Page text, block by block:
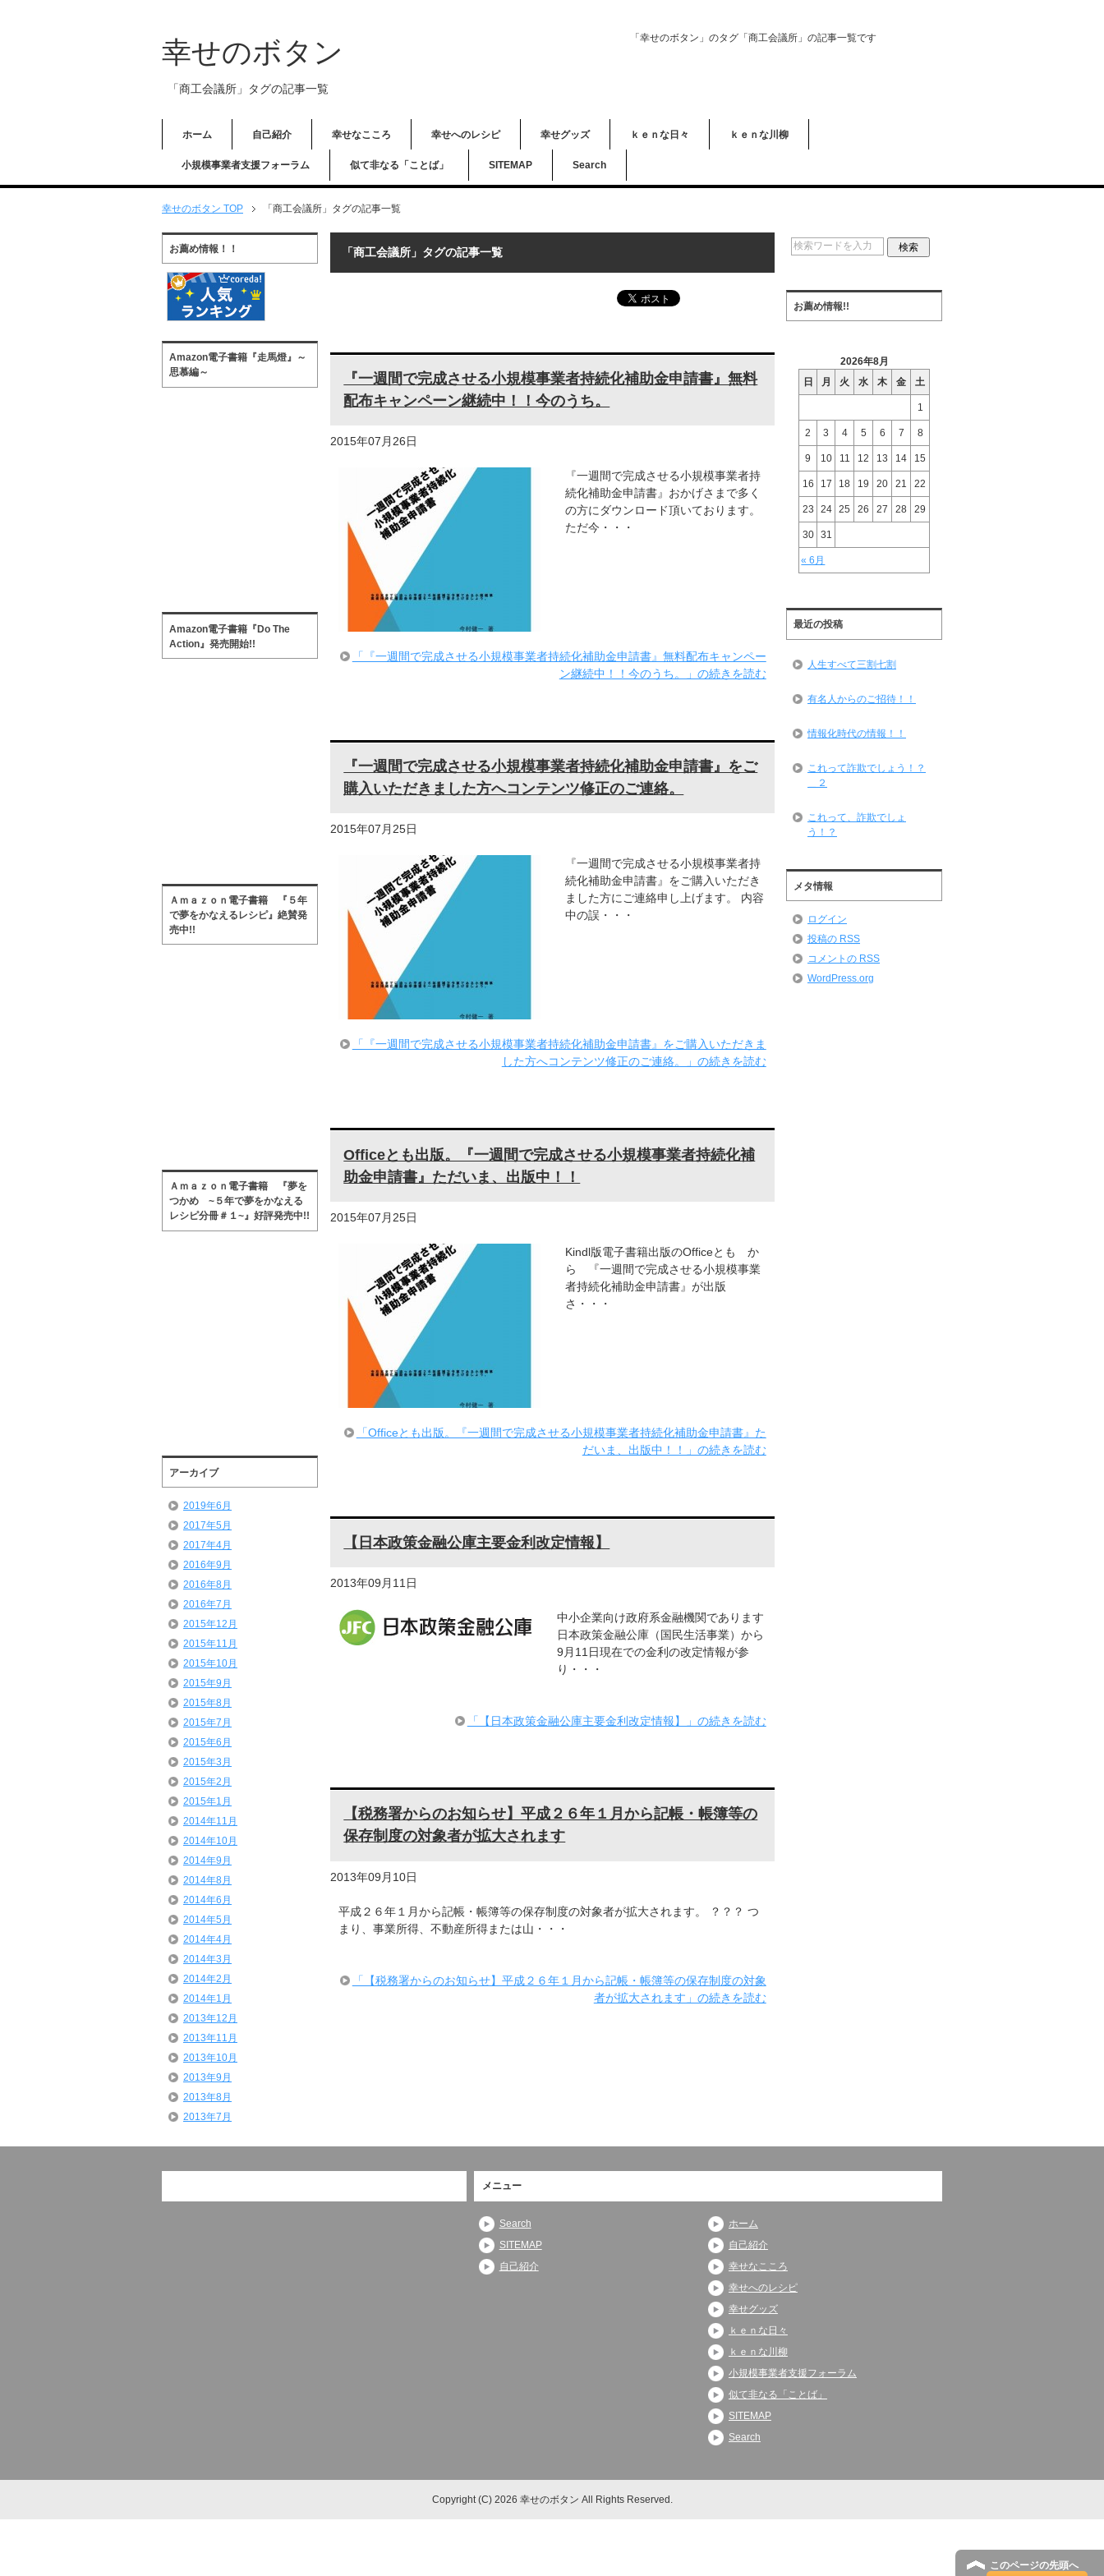
幸せのボタン
「商工会議所」タグの記事一覧
「幸せのボタン」のタグ「商工会議所」の記事一覧です
ホーム 自己紹介 幸せなこころ 幸せへのレシピ 幸せグッズ ｋｅｎな日々 ｋｅｎな川柳
小規模事業者支援フォーラム 似て非なる「ことば」 SITEMAP Search
幸せのボタン TOP 「商工会議所」タグの記事一覧
「商工会議所」タグの記事一覧
『一週間で完成させる小規模事業者持続化補助金申請書』無料
配布キャンペーン継続中！！今のうち。
2015年07月26日
『一週間で完成させる小規模事業者持
続化補助金申請書』おかげさまで多く
の方にダウンロード頂いております。
ただ今・・・
「『一週間で完成させる小規模事業者持続化補助金申請書』無料配布キャンペー
ン継続中！！今のうち。」の続きを読む
『一週間で完成させる小規模事業者持続化補助金申請書』をご
購入いただきました方へコンテンツ修正のご連絡。
2015年07月25日
『一週間で完成させる小規模事業者持
続化補助金申請書』をご購入いただき
ました方にご連絡申し上げます。 内容
中の誤・・・
「『一週間で完成させる小規模事業者持続化補助金申請書』をご購入いただきま
した方へコンテンツ修正のご連絡。」の続きを読む
Officeとも出版。『一週間で完成させる小規模事業者持続化補
助金申請書』ただいま、出版中！！
2015年07月25日
Kindl版電子書籍出版のOfficeとも か
ら 『一週間で完成させる小規模事業
者持続化補助金申請書』が出版
さ・・・
「Officeとも出版。『一週間で完成させる小規模事業者持続化補助金申請書』た
だいま、出版中！！」の続きを読む
【日本政策金融公庫主要金利改定情報】
2013年09月11日
中小企業向け政府系金融機関であります
日本政策金融公庫（国民生活事業）から
9月11日現在での金利の改定情報が参
り・・・
「【日本政策金融公庫主要金利改定情報】」の続きを読む
【税務署からのお知らせ】平成２６年１月から記帳・帳簿等の
保存制度の対象者が拡大されます
2013年09月10日
平成２６年１月から記帳・帳簿等の保存制度の対象者が拡大されます。 ？？？ つ
まり、事業所得、不動産所得または山・・・
「【税務署からのお知らせ】平成２６年１月から記帳・帳簿等の保存制度の対象
者が拡大されます」の続きを読む
お薦め情報！！
Amazon電子書籍『走馬燈』～
思慕編～
Amazon電子書籍『Do The
Action』発売開始!!
Ａｍａｚｏｎ電子書籍 『５年
で夢をかなえるレシピ』絶賛発
売中!!
Ａｍａｚｏｎ電子書籍 『夢を
つかめ ~５年で夢をかなえる
レシピ分冊＃１~』好評発売中!!
アーカイブ
2019年6月
2017年5月
2017年4月
2016年9月
2016年8月
2016年7月
2015年12月
2015年11月
2015年10月
2015年9月
2015年8月
2015年7月
2015年6月
2015年3月
2015年2月
2015年1月
2014年11月
2014年10月
2014年9月
2014年8月
2014年6月
2014年5月
2014年4月
2014年3月
2014年2月
2014年1月
2013年12月
2013年11月
2013年10月
2013年9月
2013年8月
2013年7月
お薦め情報!!
2026年8月
日
月 火 水 木 金 土
« 6月
1
2 3 4 5 6 7 8
9 10 11 12 13 14 15
16 17 18 19 20 21 22
23 24 25 26 27 28 29
30 31
最近の投稿
人生すべて三割七割
有名人からのご招待！！
情報化時代の情報！！
これって詐欺でしょう！？
＿２
これって、詐欺でしょ
う！？
メタ情報
ログイン
投稿の RSS
コメントの RSS
WordPress.org
メニュー
Search
SITEMAP
自己紹介
ホーム
自己紹介
幸せなこころ
幸せへのレシピ
幸せグッズ
ｋｅｎな日々
ｋｅｎな川柳
小規模事業者支援フォーラム
似て非なる「ことば」
SITEMAP
Search
Copyright (C) 2026 幸せのボタン All Rights Reserved.
このページの先頭へ